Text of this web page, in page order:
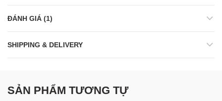
ĐÁNH GIÁ (1)
SHIPPING & DELIVERY
SẢN PHẨM TƯƠNG TỰ